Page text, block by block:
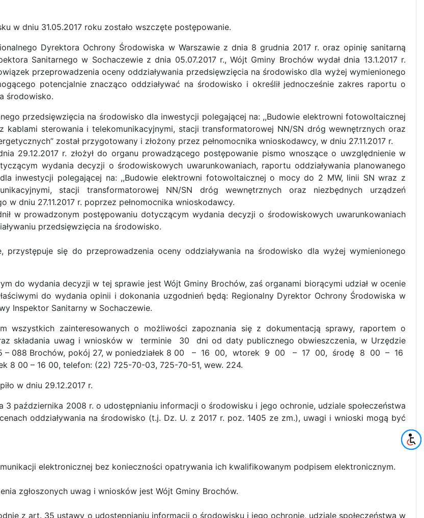
w dniu 31.05.2017 roku zostało wszczęte postępowanie.
Dyrektora Ochrony Środowiska w Warszawie z dnia 8 grudnia 2017 r. oraz opinię sanitarną
Sanitarnego w Sochaczewie z dnia 05.07.2017 r., Wójt Gminy Brochów wydał dnia 13.1.2017 r.
przeprowadzenia oceny oddziaływania przedsięwzięcia na środowisko dla wyżej wymienionego
potencjalnie znacząco oddziaływać na środowisko i określił jednocześnie zakres raportu o
środowisko.
przedsięwzięcia na środowisko dla inwestycji polegającej na: ,,Budowie elektrowni fotowoltaicznej
sterowania i telekomunikacyjnymi, stacji transformatorowej NN/SN dróg wewnętrznych oraz
został przygotowany i złożony przez pełnomocnika wnioskodawcy, w dniu 27.11.2017 r.
29.12.2017 r. złożył do organu prowadzącego postępowanie pismo wnoszące o uwzględnienie w
wydania decyzji o środowiskowych uwarunkowaniach, raportu oddziaływania planowanego
inwestycji polegającej na: ,,Budowie elektrowni fotowoltaicznej o mocy do 2 MW, linii SN wraz z
stacji transformatorowej NN/SN dróg wewnętrznych oraz niezbędnych urządzeń
w dniu 27.11.2017 r. poprzez pełnomocnika wnioskodawcy.
w prowadzonym postępowaniu dotyczącym wydania decyzji o środowiskowych uwarunkowaniach
przedsięwzięcia na środowisko.
się do przeprowadzenia oceny oddziaływania na środowisko dla wyżej wymienionego
do wydania decyzji w tej sprawie jest Wójt Gminy Brochów, zaś organami biorącymi udział w ocenie
do wydania opinii i dokonania uzgodnień będą: Regionalny Dyrektor Ochrony Środowiska w
Inspektor Sanitarny w Sochaczewie.
wszystkich zainteresowanych o możliwości zapoznania się z dokumentacją sprawy, raportem o
składania uwag i wniosków w terminie 30 dni od daty publicznego obwieszczenia, w Urzędzie
– 088 Brochów, pokój 27, w poniedziałek 8 00 – 16 00, wtorek 9 00 – 17 00, środę 8 00 – 16
8 00 – 16 00, telefon: (22) 725-70-03, 725-70-51, wew. 224.
w dniu 29.12.2017 r.
października 2008 r. o udostępnianiu informacji o środowisku i jego ochronie, udziale społeczeństwa
oddziaływania na środowisko (t.j. Dz. U. z 2017 r. poz. 1405 ze zm.), uwagi i wnioski mogą być
elektronicznej bez konieczności opatrywania ich kwalifikowanym podpisem elektronicznym.
zgłoszonych uwag i wniosków jest Wójt Gminy Brochów.
z art. 35 ustawy o udostępnianiu informacji o środowisku i jego ochronie, udziale społeczeństwa w